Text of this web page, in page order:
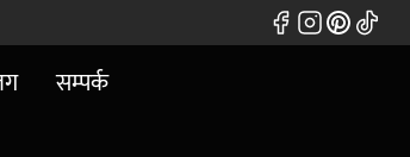
सम्पर्क